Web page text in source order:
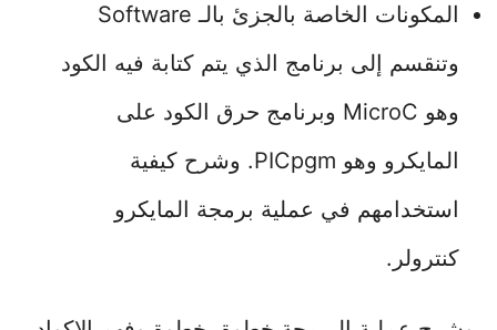
المكونات الخاصة بالجزئ بالـ Software
وتنقسم إلى برنامج الذي يتم كتابة فيه الكود
وهو MicroC وبرنامج حرق الكود على
المايكرو وهو PICpgm. وشرح كيفية
استخدامهم في عملية برمجة المايكرو
كنترولر.